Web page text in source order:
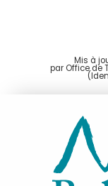
Mis à
par Office de